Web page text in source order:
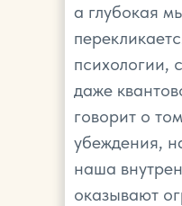
а глубокая
психологии,
даже
говорит о
убеждения,
наша
оказывают